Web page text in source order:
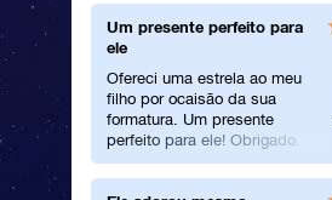
Um presente perfeito para
ele
Ofereci uma estrela ao meu
filho por ocaisão da sua
formatura. Um presente
perfeito para ele! Obrigado.